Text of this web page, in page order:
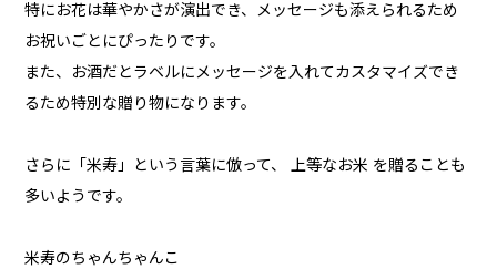
特にお花は華やかさが演出でき、メッセージも添えられるため
お祝いごとにぴったりです。
また、お酒だとラベルにメッセージを入れてカスタマイズでき
るため特別な贈り物になります。
さらに「米寿」という言葉に倣って、 上等なお米 を贈ることも
多いようです。
米寿のちゃんちゃんこ